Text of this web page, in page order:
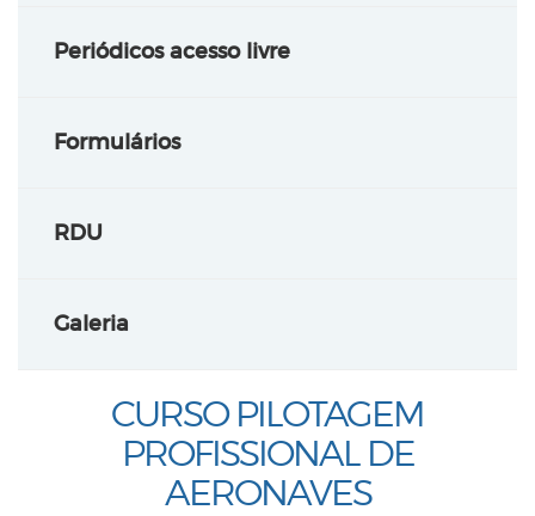
Periódicos acesso livre
Formulários
RDU
Galeria
CURSO PILOTAGEM
PROFISSIONAL DE
AERONAVES